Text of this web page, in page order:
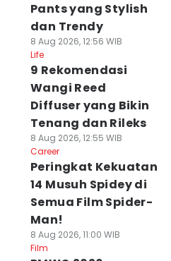
Pants yang Stylish
dan Trendy
8 Aug 2026, 12:56 WIB
Life
9 Rekomendasi
Wangi Reed
Diffuser yang Bikin
Tenang dan Rileks
8 Aug 2026, 12:55 WIB
Career
Peringkat Kekuatan
14 Musuh Spidey di
Semua Film Spider-
Man!
8 Aug 2026, 11:00 WIB
Film